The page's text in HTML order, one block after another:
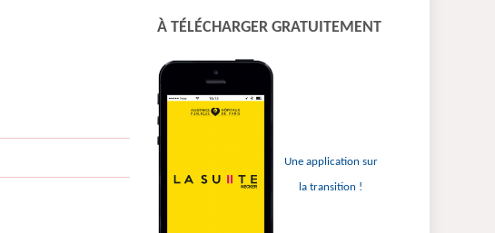
À TÉLÉCHARGER GRATUITEMENT
Une application sur
la transition !